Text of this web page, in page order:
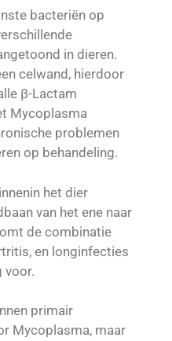
bacteriën op
in dieren.
celwand, hierdoor
β-Lactam
Mycoplasma
problemen
op behandeling.
het dier
van het ene naar
de combinatie
en longinfecties
voor.
primair
Mycoplasma, maar